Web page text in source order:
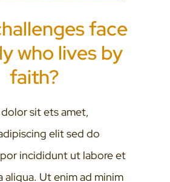
face
who lives by
faith?
sit ets amet,
elit sed do
incididunt ut labore et
aliqua. Ut enim ad minim